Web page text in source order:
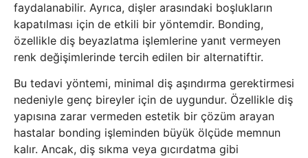
faydalanabilir. Ayrıca, dişler arasındaki boşlukların
kapatılması için de etkili bir yöntemdir. Bonding,
özellikle diş beyazlatma işlemlerine yanıt vermeyen
renk değişimlerinde tercih edilen bir alternatiftir.
Bu tedavi yöntemi, minimal diş aşındırma gerektirmesi
nedeniyle genç bireyler için de uygundur. Özellikle diş
yapısına zarar vermeden estetik bir çözüm arayan
hastalar bonding işleminden büyük ölçüde memnun
kalır. Ancak, diş sıkma veya gıcırdatma gibi